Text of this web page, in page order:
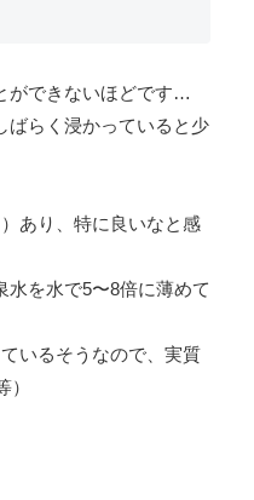
ができないほどです…
ばらく浸かっていると少
あり、特に良いなと感
を水で5〜8倍に薄めて
いるそうなので、実質